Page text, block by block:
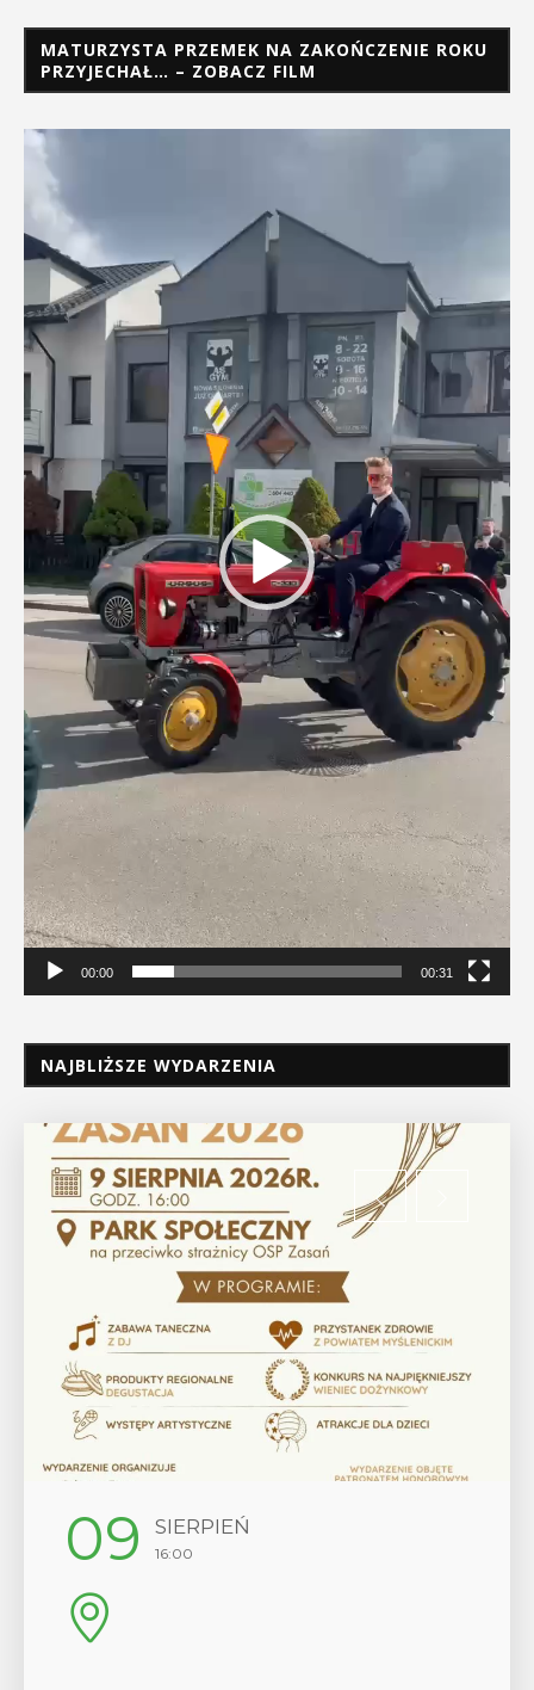
MATURZYSTA PRZEMEK NA ZAKOŃCZENIE ROKU
PRZYJECHAŁ… – ZOBACZ FILM
Odtwarzacz
00:00 00:31
NAJBLIŻSZE WYDARZENIA
09 SIERPIEŃ
16:00